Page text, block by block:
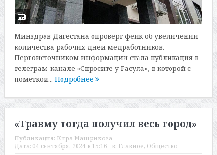
Минздрав Дагестана опроверг фейк об увеличении
количества рабочих дней медработников.
Первоисточником информации стала публикация в
телеграм-канале «Спросите у Расула», в которой с
пометкой... Подробнее
«Травму тогда получил весь город»
Публикация: Кира Машрикова
Дата: 04 сентября, 2024 в 15:16 в: Главное, Общество